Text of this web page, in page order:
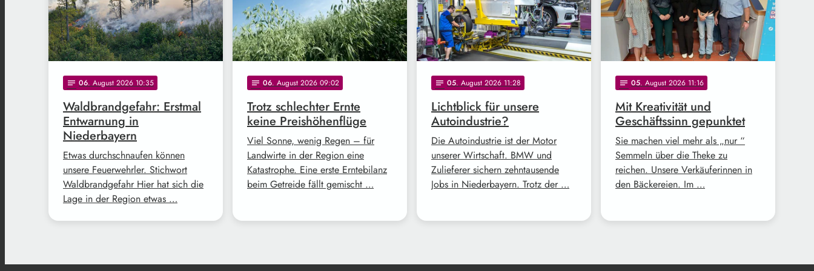
notes 06. August 2026 10:35
Waldbrandgefahr: Erstmal
Entwarnung in
Niederbayern
Etwas durchschnaufen können
unsere Feuerwehrler. Stichwort
Waldbrandgefahr Hier hat sich die
Lage in der Region etwas …
notes 06. August 2026 09:02
Trotz schlechter Ernte
keine Preishöhenflüge
Viel Sonne, wenig Regen – für
Landwirte in der Region eine
Katastrophe. Eine erste Erntebilanz
beim Getreide fällt gemischt …
notes 05. August 2026 11:28
Lichtblick für unsere
Autoindustrie?
Die Autoindustrie ist der Motor
unserer Wirtschaft. BMW und
Zulieferer sichern zehntausende
Jobs in Niederbayern. Trotz der …
notes 05. August 2026 11:16
Mit Kreativität und
Geschäftssinn gepunktet
Sie machen viel mehr als „nur “
Semmeln über die Theke zu
reichen. Unsere Verkäuferinnen in
den Bäckereien. Im …